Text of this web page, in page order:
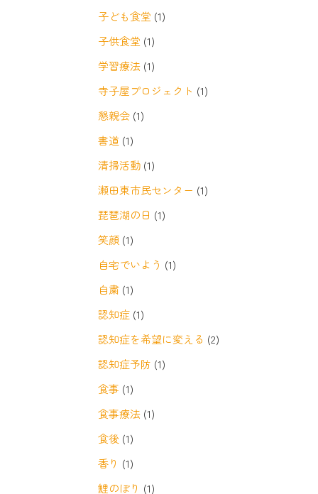
子ども食堂 (1)
子供食堂 (1)
学習療法 (1)
寺子屋プロジェクト (1)
懇親会 (1)
書道 (1)
清掃活動 (1)
瀬田東市民センター (1)
琵琶湖の日 (1)
笑顔 (1)
自宅でいよう (1)
自粛 (1)
認知症 (1)
認知症を希望に変える (2)
認知症予防 (1)
食事 (1)
食事療法 (1)
食後 (1)
香り (1)
鯉のぼり (1)